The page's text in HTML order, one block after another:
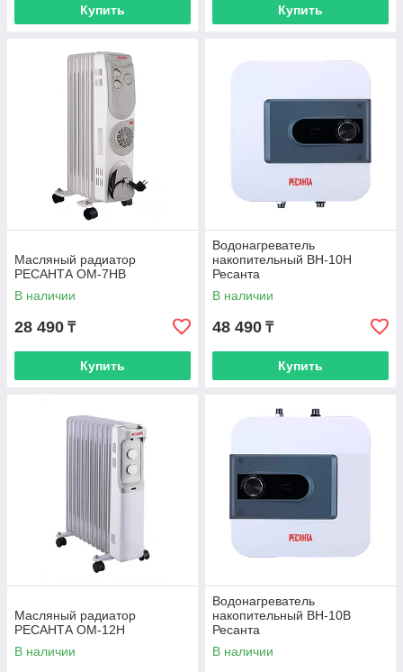
Купить Купить
Масляный радиатор
РЕСАНТА ОМ-7НВ
В наличии
28 490 ₸
Купить
Водонагреватель
накопительный ВН-10Н
Ресанта
В наличии
48 490 ₸
Купить
Масляный радиатор
РЕСАНТА ОМ-12Н
В наличии
Водонагреватель
накопительный ВН-10В
Ресанта
В наличии